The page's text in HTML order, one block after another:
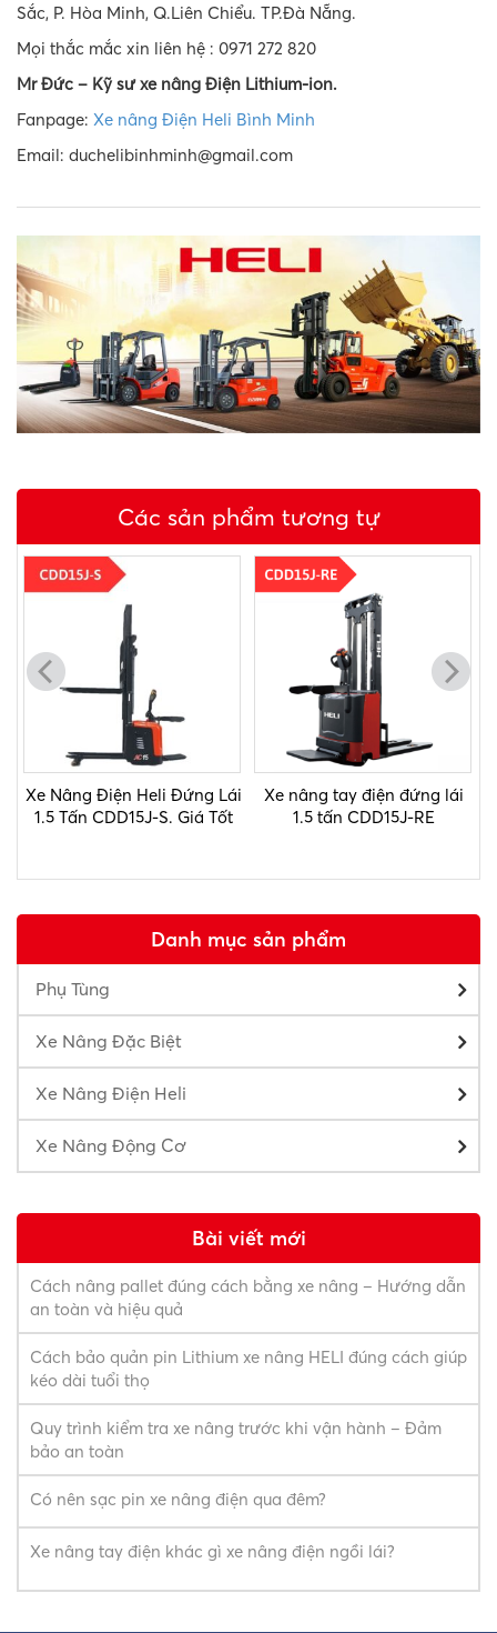
Sắc, P. Hòa Minh, Q.Liên Chiểu. TP.Đà Nẵng.
Mọi thắc mắc xin liên hệ : 0971 272 820
Mr Đức – Kỹ sư xe nâng Điện Lithium-ion.
Fanpage: Xe nâng Điện Heli Bình Minh
Email: duchelibinhminh@gmail.com
Các sản phẩm tương tự
Xe Nâng Điện Heli Đứng Lái
1.5 Tấn CDD15J-S. Giá Tốt
Xe nâng tay điện đứng lái
1.5 tấn CDD15J-RE
Danh mục sản phẩm
Phụ Tùng
Xe Nâng Đặc Biệt
Xe Nâng Điện Heli
Xe Nâng Động Cơ
Bài viết mới
Cách nâng pallet đúng cách bằng xe nâng – Hướng dẫn
an toàn và hiệu quả
Cách bảo quản pin Lithium xe nâng HELI đúng cách giúp
kéo dài tuổi thọ
Quy trình kiểm tra xe nâng trước khi vận hành – Đảm
bảo an toàn
Có nên sạc pin xe nâng điện qua đêm?
Xe nâng tay điện khác gì xe nâng điện ngồi lái?